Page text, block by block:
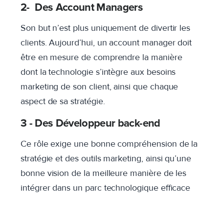
2- Des Account Managers
Son but n’est plus uniquement de divertir les
clients. Aujourd’hui, un account manager doit
être en mesure de comprendre la manière
dont la technologie s’intègre aux besoins
marketing de son client, ainsi que chaque
aspect de sa stratégie.
3 - Des Développeur back-end
Ce rôle exige une bonne compréhension de la
stratégie et des outils marketing, ainsi qu’une
bonne vision de la meilleure manière de les
intégrer dans un parc technologique efficace